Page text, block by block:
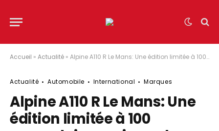
Accueil » Actualité » Alpine A110 R Le Mans: Une édition limitée à 100 exemplaires uniques !
Actualité Automobile International Marques
Alpine A110 R Le Mans: Une
édition limitée à 100